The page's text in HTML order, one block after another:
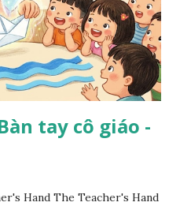
tay cô giáo -
Hand The Teacher's Hand